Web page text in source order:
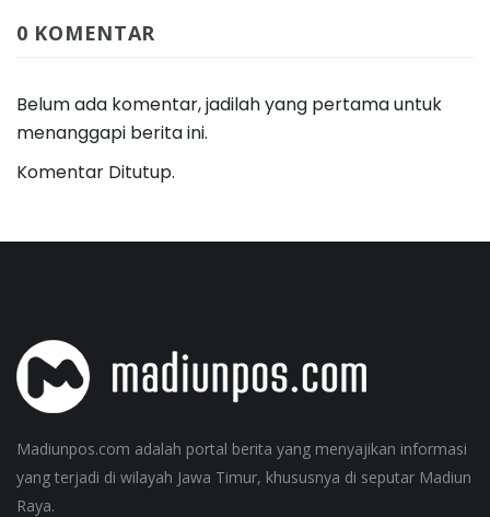
0 KOMENTAR
Belum ada komentar, jadilah yang pertama untuk
menanggapi berita ini.
Komentar Ditutup.
Madiunpos.com adalah portal berita yang menyajikan informasi
yang terjadi di wilayah Jawa Timur, khususnya di seputar Madiun
Raya.